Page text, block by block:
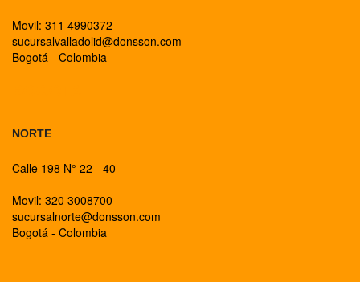
Movil: 311 4990372
sucursalvalladolid@donsson.com
Bogotá - Colombia
NORTE
Calle 198 N° 22 - 40
Movil: 320 3008700
sucursalnorte@donsson.com
Bogotá - Colombia